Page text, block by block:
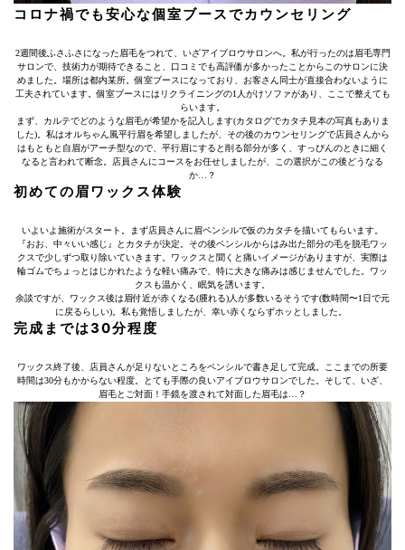
コロナ禍でも安心な個室ブースでカウンセリング
2週間後ふさふさになった眉毛をつれて、いざアイブロウサロンへ。私が行ったのは眉毛専門
サロンで、技術力が期待できること、口コミでも高評価が多かったことからこのサロンに決
めました。場所は都内某所。個室ブースになっており、お客さん同士が直接合わないように
工夫されています。個室ブースにはリクライニングの1人がけソファがあり、ここで整えても
らいます。
まず、カルテでどのような眉毛が希望かを記入します(カタログでカタチ見本の写真もありま
した)。私はオルちゃん風平行眉を希望しましたが、その後のカウンセリングで店員さんから
はもともと自眉がアーチ型なので、平行眉にすると削る部分が多く、すっぴんのときに細く
なると言われて断念。店員さんにコースをお任せしましたが、この選択がこの後どうなる
か…？
初めての眉ワックス体験
いよいよ施術がスタート。まず店員さんに眉ペンシルで仮のカタチを描いてもらいます。
『おお、中々いい感じ』とカタチが決定。その後ペンシルからはみ出た部分の毛を脱毛ワッ
クスで少しずつ取り除いていきます。ワックスと聞くと痛いイメージがありますが、実際は
輪ゴムでちょっとはじかれたような軽い痛みで、特に大きな痛みは感じませんでした。ワッ
クスも温かく、眠気を誘います。
余談ですが、ワックス後は眉付近が赤くなる(腫れる)人が多数いるそうです(数時間〜1日で元
に戻るらしい)。私も覚悟しましたが、幸い赤くならずホッとしました。
完成までは30分程度
ワックス終了後、店員さんが足りないところをペンシルで書き足して完成。ここまでの所要
時間は30分もかからない程度。とても手際の良いアイブロウサロンでした。そして、いざ、
眉毛とご対面！手鏡を渡されて対面した眉毛は…？